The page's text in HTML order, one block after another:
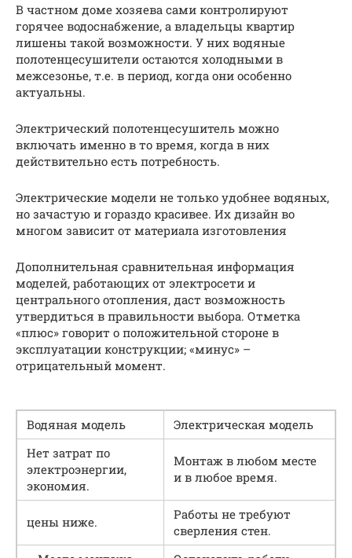
В частном доме хозяева сами контролируют
горячее водоснабжение, а владельцы квартир
лишены такой возможности. У них водяные
полотенцесушители остаются холодными в
межсезонье, т.е. в период, когда они особенно
актуальны.
Электрический полотенцесушитель можно
включать именно в то время, когда в них
действительно есть потребность.
Электрические модели не только удобнее водяных,
но зачастую и гораздо красивее. Их дизайн во
многом зависит от материала изготовления
Дополнительная сравнительная информация
моделей, работающих от электросети и
центрального отопления, даст возможность
утвердиться в правильности выбора. Отметка
«плюс» говорит о положительной стороне в
эксплуатации конструкции; «минус» –
отрицательный момент.
Водяная модель
Электрическая модель
Нет затрат по
электроэнергии,
экономия.
Монтаж в любом месте
и в любое время.
цены ниже.
Работы не требуют
сверления стен.